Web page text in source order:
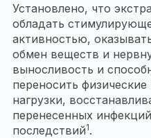
Установлено, что
обладать
активностью,
обмен веществ и
выносливость и
переносить
нагрузки,
перенесенных
последствий1.